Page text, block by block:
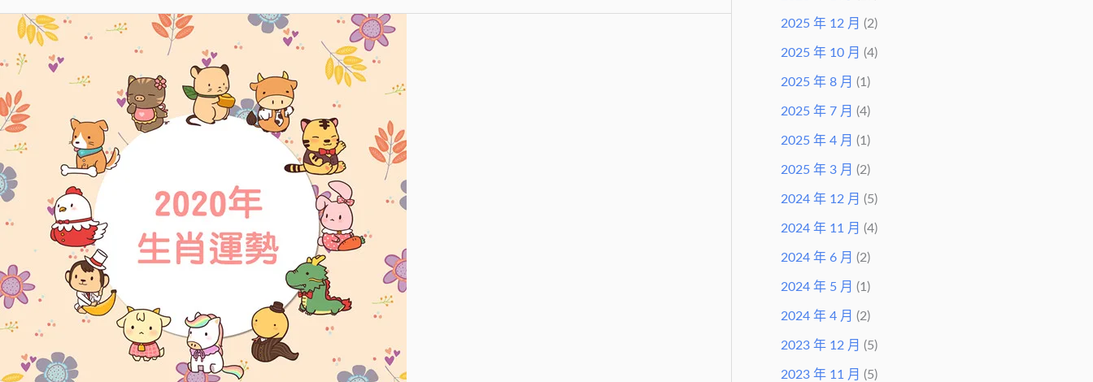
【絲
師
每
生
肖
03/14
2025 年 12 月 (2)
2025 年 10 月 (4)
2025 年 8 月 (1)
2025 年 7 月 (4)
2025 年 4 月 (1)
2025 年 3 月 (2)
2024 年 12 月 (5)
2024 年 11 月 (4)
2024 年 6 月 (2)
2024 年 5 月 (1)
2024 年 4 月 (2)
2023 年 12 月 (5)
2023 年 11 月 (5)